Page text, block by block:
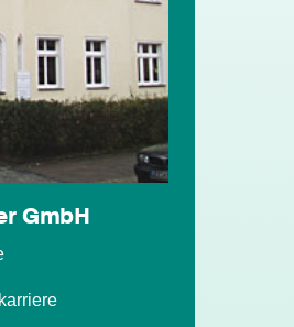
GmbH
Weiterbildung